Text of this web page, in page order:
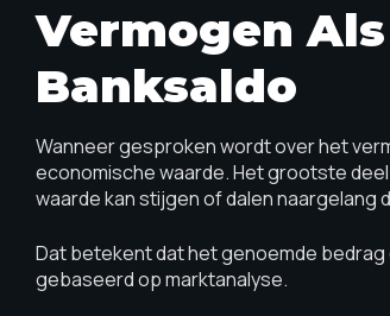
Vermogen
Banksaldo
Wanneer gesproken wordt over het
economische waarde. Het grootste
waarde kan stijgen of dalen naargelang
Dat betekent dat het genoemde
gebaseerd op marktanalyse.